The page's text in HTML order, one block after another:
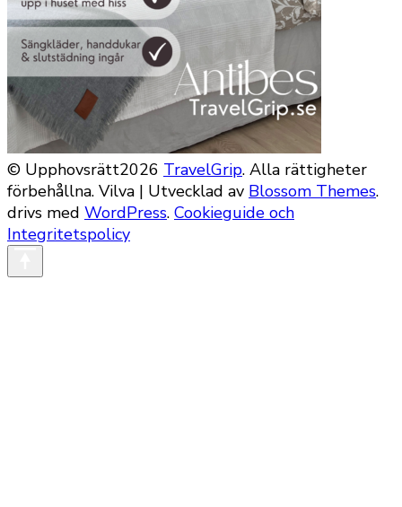
© Upphovsrätt2026 TravelGrip. Alla rättigheter
förbehållna. Vilva | Utvecklad av Blossom Themes.
drivs med WordPress. Cookieguide och
Integritetspolicy